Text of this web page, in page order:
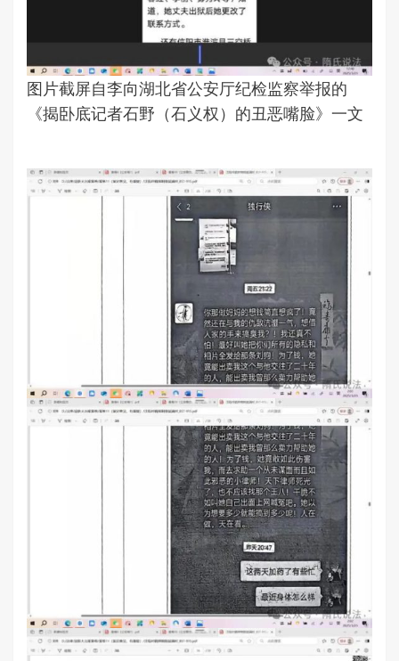
图片截屏自李向湖北省公安厅纪检监察举报的
《揭卧底记者石野（石义权）的丑恶嘴脸》一文